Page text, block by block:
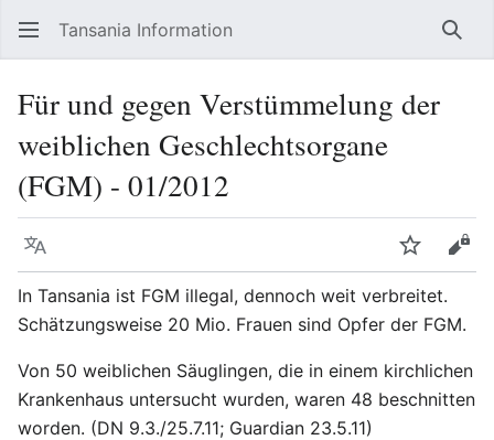
Tansania Information
Für und gegen Verstümmelung der
weiblichen Geschlechtsorgane
(FGM) - 01/2012
Sprache
In Tansania ist FGM illegal, dennoch weit verbreitet.
Schätzungsweise 20 Mio. Frauen sind Opfer der FGM.
Von 50 weiblichen Säuglingen, die in einem kirchlichen
Krankenhaus untersucht wurden, waren 48 beschnitten
worden. (DN 9.3./25.7.11; Guardian 23.5.11)